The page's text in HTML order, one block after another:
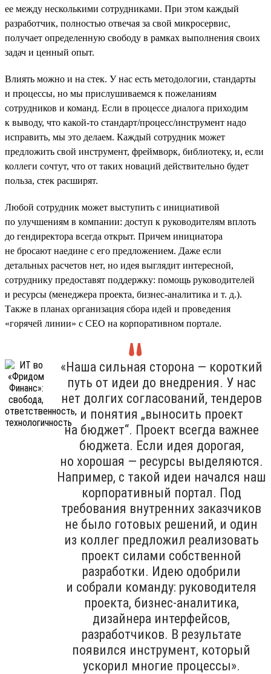
ее между несколькими сотрудниками. При этом каждый
разработчик, полностью отвечая за свой микросервис,
получает определенную свободу в рамках выполнения своих
задач и ценный опыт.
Влиять можно и на стек. У нас есть методологии, стандарты
и процессы, но мы прислушиваемся к пожеланиям
сотрудников и команд. Если в процессе диалога приходим
к выводу, что какой-то стандарт/процесс/инструмент надо
исправить, мы это делаем. Каждый сотрудник может
предложить свой инструмент, фреймворк, библиотеку, и, если
коллеги сочтут, что от таких новаций действительно будет
польза, стек расширят.
Любой сотрудник может выступить с инициативой
по улучшениям в компании: доступ к руководителям вплоть
до гендиректора всегда открыт. Причем инициатора
не бросают наедине с его предложением. Даже если
детальных расчетов нет, но идея выглядит интересной,
сотруднику предоставят поддержку: помощь руководителей
и ресурсы (менеджера проекта, бизнес-аналитика и т. д.).
Также в планах организация сбора идей и проведения
«горячей линии» с CEO на корпоративном портале.
«Наша сильная сторона — короткий
путь от идеи до внедрения. У нас
нет долгих согласований, тендеров
и понятия „выносить проект
на бюджет“. Проект всегда важнее
бюджета. Если идея дорогая,
но хорошая — ресурсы выделяются.
Например, с такой идеи начался наш
корпоративный портал. Под
требования внутренних заказчиков
не было готовых решений, и один
из коллег предложил реализовать
проект силами собственной
разработки. Идею одобрили
и собрали команду: руководителя
проекта, бизнес-аналитика,
дизайнера интерфейсов,
разработчиков. В результате
появился инструмент, который
ускорил многие процессы».